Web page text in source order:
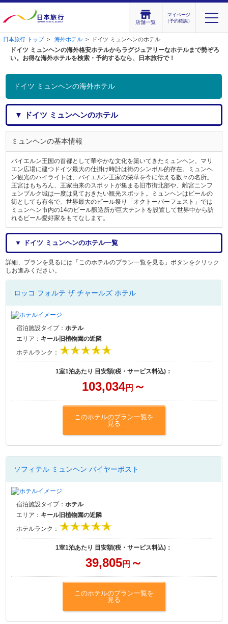
店舗一覧
マイページ
（予約確認）
日本旅行 トップ > 海外ホテル > ドイツ ミュンヘンのホテル
ドイツ ミュンヘンの海外格安ホテルからラグジュアリーなホテルまで勢ぞろ
い。お得な海外ホテルを検索・予約するなら、日本旅行で！
ドイツ ミュンヘンの海外ホテル
▼ ドイツ ミュンヘンのホテル
ミュンヘンの基本情報
バイエルン王国の首都として華やかな文化を築いてきたミュンヘン。マリ
エン広場に建つドイツ最大の仕掛け時計は街のシンボル的存在。ミュンヘ
ン観光のハイライトは、バイエルン王家の栄華を今に伝える数々の名所。
王宮はもちろん、王家由来のスポットが集まる旧市街北部や、離宮ニンフ
ェンブルク城は一度は見ておきたい観光スポット。ミュンヘンはビールの
街としても有名で、世界最大のビール祭り「オクトーバーフェスト」では
ミュンヘン市内の14のビール醸造所が巨大テントを設置して世界中から訪
れるビール愛好家をもてなします。
▼ ドイツ ミュンヘンのホテル一覧
詳細、プランを見るには「このホテルのプラン一覧を見る」ボタンをクリック
しお進みください。
ロッコ フォルテ ザ チャールズ ホテル
宿泊施設タイプ：ホテル
エリア： キール旧植物園の近隣
ホテルランク：
1室1泊あたり 目安額(税・サービス料込)：
103,034円 ～
このホテルのプラン一覧を
見る
ソフィテル ミュンヘン バイヤーポスト
宿泊施設タイプ：ホテル
エリア： キール旧植物園の近隣
ホテルランク：
1室1泊あたり 目安額(税・サービス料込)：
39,805円 ～
このホテルのプラン一覧を
見る